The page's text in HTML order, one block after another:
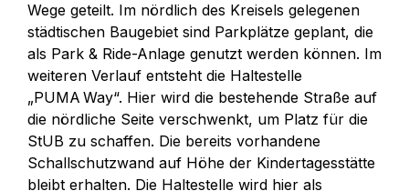
Wege geteilt. Im nördlich des Kreisels gelegenen
städtischen Baugebiet sind Parkplätze geplant, die
als Park & Ride-Anlage genutzt werden können. Im
weiteren Verlauf entsteht die Haltestelle
„PUMA Way“. Hier wird die bestehende Straße auf
die nördliche Seite verschwenkt, um Platz für die
StUB zu schaffen. Die bereits vorhandene
Schallschutzwand auf Höhe der Kindertagesstätte
bleibt erhalten. Die Haltestelle wird hier als